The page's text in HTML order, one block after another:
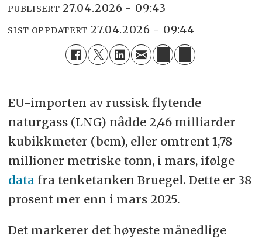
PUBLISERT 27.04.2026 - 09:43
SIST OPPDATERT 27.04.2026 - 09:44
EU-importen av russisk flytende
naturgass (LNG) nådde 2,46 milliarder
kubikkmeter (bcm), eller omtrent 1,78
millioner metriske tonn, i mars, ifølge
data fra tenketanken Bruegel. Dette er 38
prosent mer enn i mars 2025.
Det markerer det høyeste månedlige